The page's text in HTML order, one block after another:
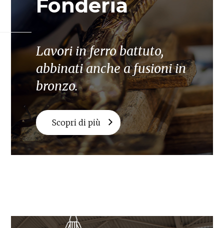
Fonderia
Lavori in ferro battuto,
abbinati anche a fusioni in
bronzo.
Scopri di più